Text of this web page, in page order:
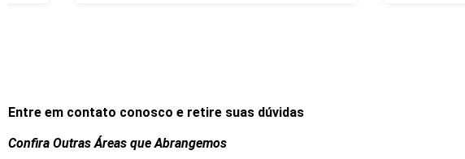
Entre em contato conosco e retire suas dúvidas
Confira Outras Áreas que Abrangemos